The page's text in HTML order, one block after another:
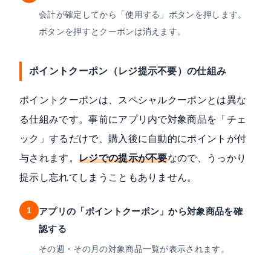
会計が確定してから「使用する」ボタンを押します。
ボタンを押すとクーポンは消えます。
ポイントクーポン（レジ提示不要）の仕組み
ポイントクーポンは、スペシャルクーポンとは異な
る仕組みです。事前にアプリ内で対象商品を「チェ
ック」するだけで、購入後に自動的にポイントが付
与されます。 レジでの提示が不要なので、うっかり
提示し忘れてしまうこともありません。
1
アプリの「ポイントクーポン」から対象商品を確
認する
その週・その月の対象商品一覧が表示されます。